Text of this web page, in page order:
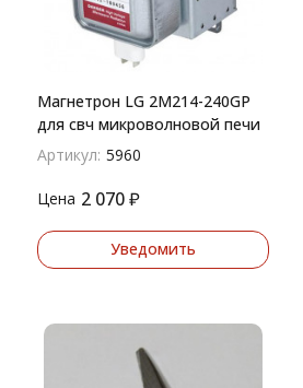
Магнетрон LG 2M214-240GP
для свч микроволновой печи
Артикул: 5960
Цена 2 070 ₽
Уведомить